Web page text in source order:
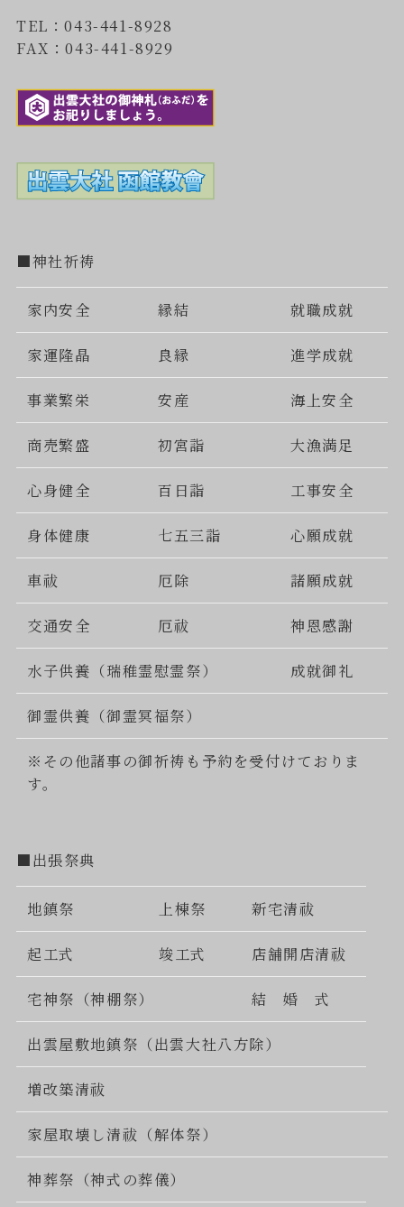
TEL：043-441-8928
FAX：043-441-8929
■神社祈祷
家内安全 縁結 就職成就
家運隆晶 良縁 進学成就
事業繁栄 安産 海上安全
商売繁盛 初宮詣 大漁満足
心身健全 百日詣 工事安全
身体健康 七五三詣 心願成就
車祓 厄除 諸願成就
交通安全 厄祓 神恩感謝
水子供養（瑞稚霊慰霊祭） 成就御礼
御霊供養（御霊冥福祭）
※その他諸事の御祈祷も予約を受付けておりま
す。
■出張祭典
地鎮祭 上棟祭 新宅清祓
起工式 竣工式 店舗開店清祓
宅神祭（神棚祭） 結 婚 式
出雲屋敷地鎮祭（出雲大社八方除）
増改築清祓
家屋取壊し清祓（解体祭）
神葬祭（神式の葬儀）